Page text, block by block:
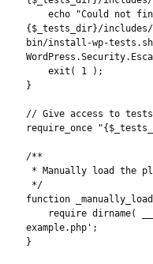
    echo "Could not find
{$_tests_dir}/
bin/install-wp-tests.sh
    exit( 1 );
}
// Give access to
require_once
/**
function
example.php';
}